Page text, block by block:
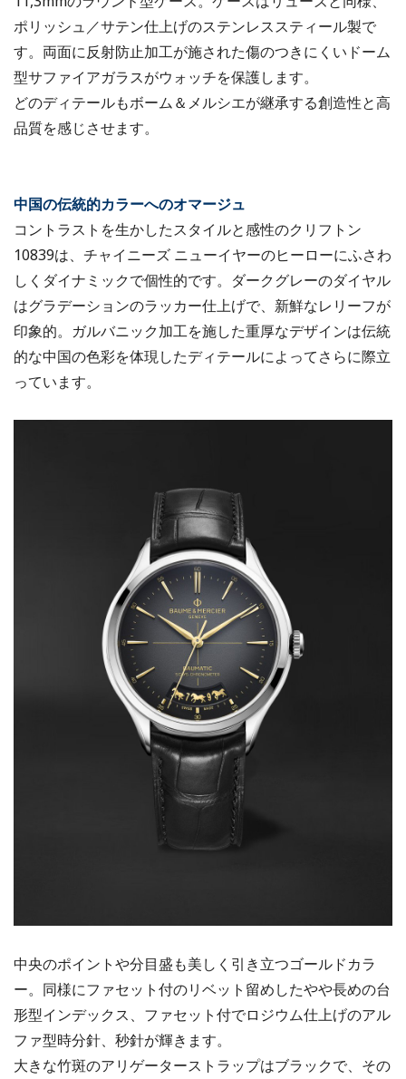
ポリッシュ／サテン仕上げのステンレススティール製で
す。両面に反射防止加工が施された傷のつきにくいドーム
型サファイアガラスがウォッチを保護します。
どのディテールもボーム＆メルシエが継承する創造性と高
品質を感じさせます。
中国の伝統的カラーへのオマージュ
コントラストを生かしたスタイルと感性のクリフトン
10839は、チャイニーズ ニューイヤーのヒーローにふさわ
しくダイナミックで個性的です。ダークグレーのダイヤル
はグラデーションのラッカー仕上げで、新鮮なレリーフが
印象的。ガルバニック加工を施した重厚なデザインは伝統
的な中国の色彩を体現したディテールによってさらに際立
っています。
中央のポイントや分目盛も美しく引き立つゴールドカラ
ー。同様にファセット付のリベット留めしたやや長めの台
形型インデックス、ファセット付でロジウム仕上げのアル
ファ型時分針、秒針が輝きます。
大きな竹斑のアリゲーターストラップはブラックで、その